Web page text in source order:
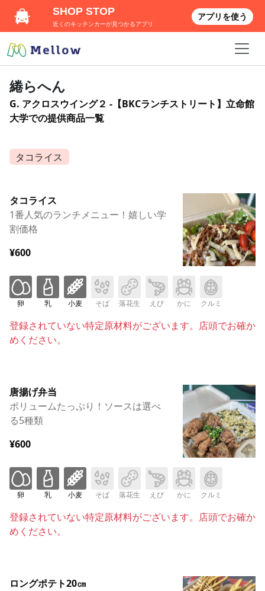
綣らへん
G. アクロスウイング２ -【BKCランチストリート】立命館
大学での提供商品一覧
タコライス
タコライス
1番人気のランチメニュー！嬉しい学
割価格
¥600
卵 乳 小麦 そば 落花生 えび かに クルミ
登録されていない特定原材料がございます。店頭でお確か
めください。
唐揚げ弁当
ボリュームたっぷり！ソースは選べ
る5種類
¥600
卵 乳 小麦 そば 落花生 えび かに クルミ
登録されていない特定原材料がございます。店頭でお確か
めください。
ロングポテト20㎝
SHOP STOP
近くのキッチンカーが見つかるアプリ
アプリを使う